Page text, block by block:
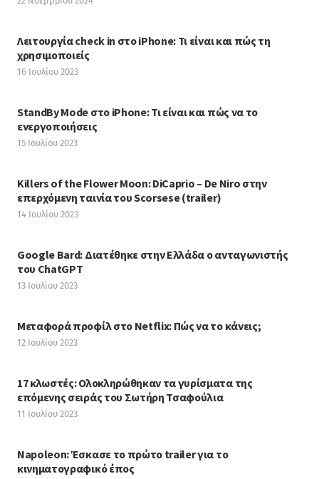
Λειτουργία check in στο iPhone: Τι είναι και πώς τη
χρησιμοποιείς
16 Ιουλίου 2023
StandBy Mode στο iPhone: Τι είναι και πώς να το
ενεργοποιήσεις
15 Ιουλίου 2023
Killers of the Flower Moon: DiCaprio – De Niro στην
επερχόμενη ταινία του Scorsese (trailer)
14 Ιουλίου 2023
Google Bard: Διατέθηκε στην Ελλάδα ο ανταγωνιστής
του ChatGPT
13 Ιουλίου 2023
Μεταφορά προφίλ στο Netflix: Πώς να το κάνεις;
12 Ιουλίου 2023
17 κλωστές: Ολοκληρώθηκαν τα γυρίσματα της
επόμενης σειράς του Σωτήρη Τσαφούλια
11 Ιουλίου 2023
Napoleon: Έσκασε το πρώτο trailer για το
κινηματογραφικό έπος